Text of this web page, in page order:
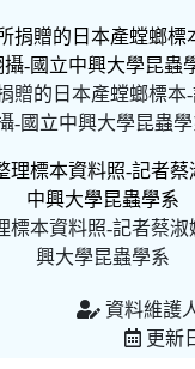
贈的日本產螳螂標本
-國立中興大學昆蟲學
標本資料照-記者蔡淑
興大學昆蟲學系
資料維護
更新